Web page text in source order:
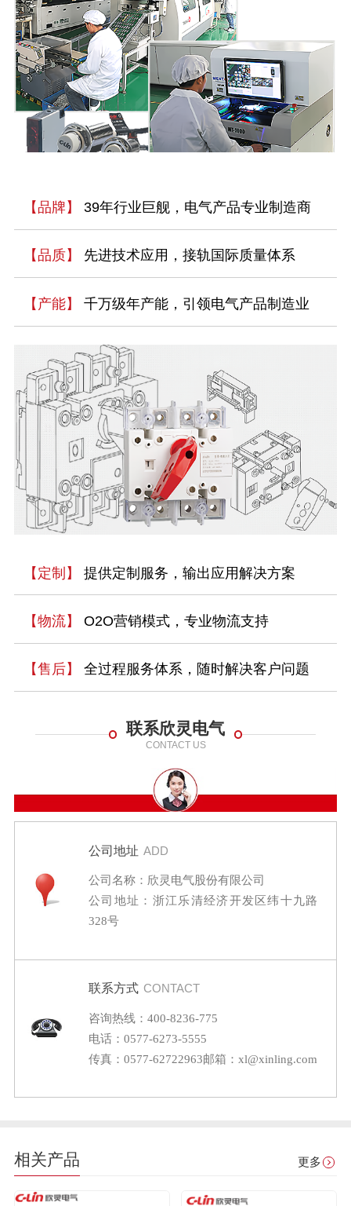
【品牌】 39年行业巨舰，电气产品专业制造商
【品质】 先进技术应用，接轨国际质量体系
【产能】 千万级年产能，引领电气产品制造业
【定制】 提供定制服务，输出应用解决方案
【物流】 O2O营销模式，专业物流支持
【售后】 全过程服务体系，随时解决客户问题
联系欣灵电气
CONTACT US
公司地址 ADD
公司名称：欣灵电气股份有限公司
公司地址：浙江乐清经济开发区纬十九路
328号
联系方式 CONTACT
咨询热线：400-8236-775
电话：0577-6273-5555
传真：0577-62722963邮箱：xl@xinling.com
相关产品 更多